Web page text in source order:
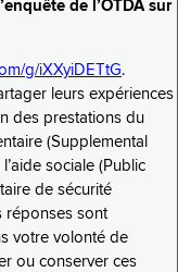
de l’OTDA sur
g/iXXyiDETtG.
leurs expériences
des prestations du
(Supplemental
sociale (Public
de sécurité
réponses sont
votre volonté de
ou conserver ces